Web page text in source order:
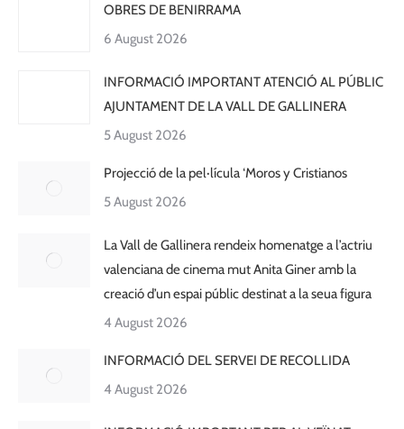
OBRES DE BENIRRAMA
6 August 2026
INFORMACIÓ IMPORTANT ATENCIÓ AL PÚBLIC
AJUNTAMENT DE LA VALL DE GALLINERA
5 August 2026
Projecció de la pel·lícula ‘Moros y Cristianos
5 August 2026
La Vall de Gallinera rendeix homenatge a l’actriu
valenciana de cinema mut Anita Giner amb la
creació d’un espai públic destinat a la seua figura
4 August 2026
INFORMACIÓ DEL SERVEI DE RECOLLIDA
4 August 2026